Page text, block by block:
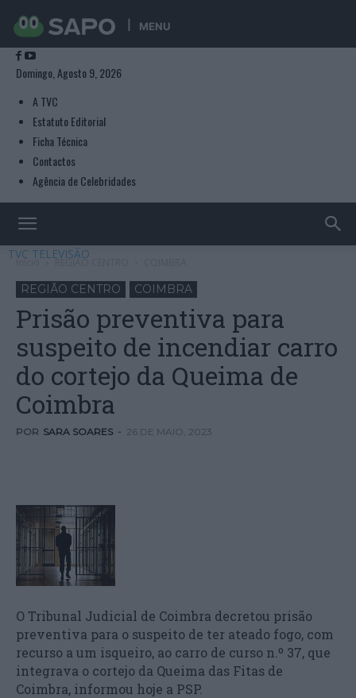
MENU
Domingo, Agosto 9, 2026
A TVC
Estatuto Editorial
Ficha Técnica
Contactos
Agência de Celebridades
TVC TELEVISÃO
Início REGIÃO CENTRO
REGIÃO CENTRO COIMBRA
Prisão preventiva para
suspeito de incendiar carro
do cortejo da Queima de
Coimbra
POR SARA SOARES - 26 DE MAIO, 2023
O Tribunal Judicial de Coimbra decretou prisão
preventiva para o suspeito de ter ateado fogo, com
recurso a um isqueiro, ao carro de curso n.º 37, que
integrava o cortejo da Queima das Fitas de
Coimbra, informou hoje a PSP.